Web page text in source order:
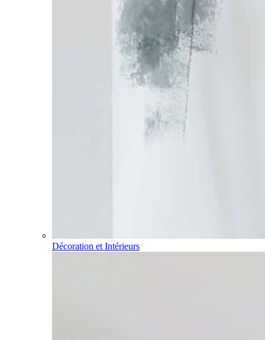
Décoration et Intérieurs